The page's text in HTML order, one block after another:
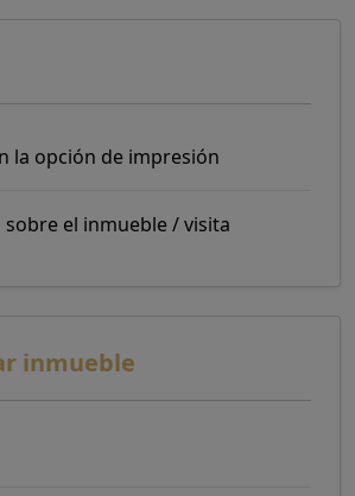
la opción de impresión
el inmueble / visita
inmueble